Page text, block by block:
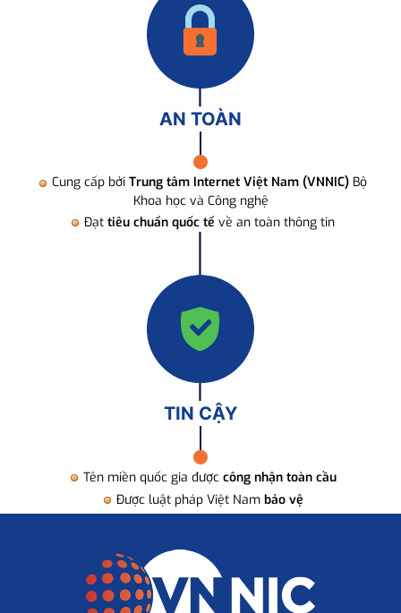
AN TOÀN
Cung cấp bởi Trung tâm Internet Việt Nam (VNNIC) Bộ
Khoa học và Công nghệ
Đạt tiêu chuẩn quốc tế về an toàn thông tin
TIN CẬY
Tên miền quốc gia được công nhận toàn cầu
Được luật pháp Việt Nam bảo vệ